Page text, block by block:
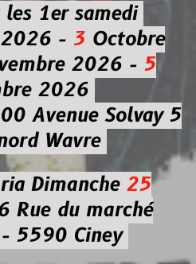
1er samedi
- 3Octobre
2026 - 5
2026
Avenue Solvay 5
Wavre
Dimanche 25
Rue du marché
5590 Ciney